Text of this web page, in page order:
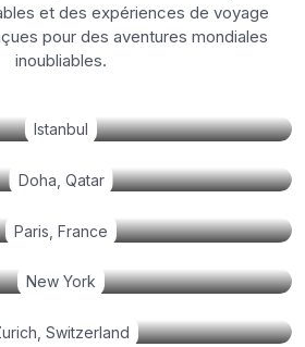
et des expériences de voyage
pour des aventures mondiales
inoubliables.
Istanbul
Doha, Qatar
Paris, France
New York
Switzerland